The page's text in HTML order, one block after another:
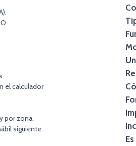
el calculador
por zona.
siguiente.